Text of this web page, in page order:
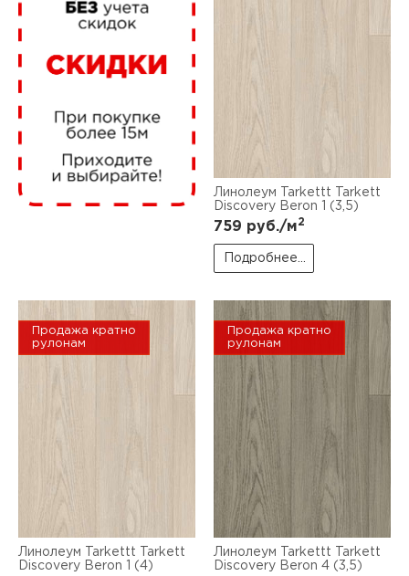
Линолеум Tarkettt Tarkett
Discovery Beron 1 (3,5)
759 руб./м2
Подробнее...
Продажа кратно
рулонам
Линолеум Tarkettt Tarkett
Discovery Beron 1 (4)
Продажа кратно
рулонам
Линолеум Tarkettt Tarkett
Discovery Beron 4 (3,5)